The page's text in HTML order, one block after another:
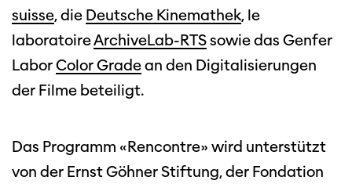
suisse, die Deutsche Kinemathek, le
laboratoireArchiveLab-RTSsowie das Genfer
LaborColor Gradean den Digitalisierungen
der Filme beteiligt.
Das Programm «Rencontre» wird unterstützt
von der Ernst Göhner Stiftung, der Fondation